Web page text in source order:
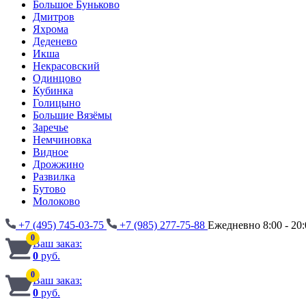
Большое Буньково
Дмитров
Яхрома
Деденево
Икша
Некрасовский
Одинцово
Кубинка
Голицыно
Большие Вязёмы
Заречье
Немчиновка
Видное
Дрожжино
Развилка
Бутово
Молоково
+7 (495) 745-03-75 +7 (985) 277-75-88 Ежедневно 8:00 -
0Ваш заказ:
0 руб.
0Ваш заказ:
0 руб.